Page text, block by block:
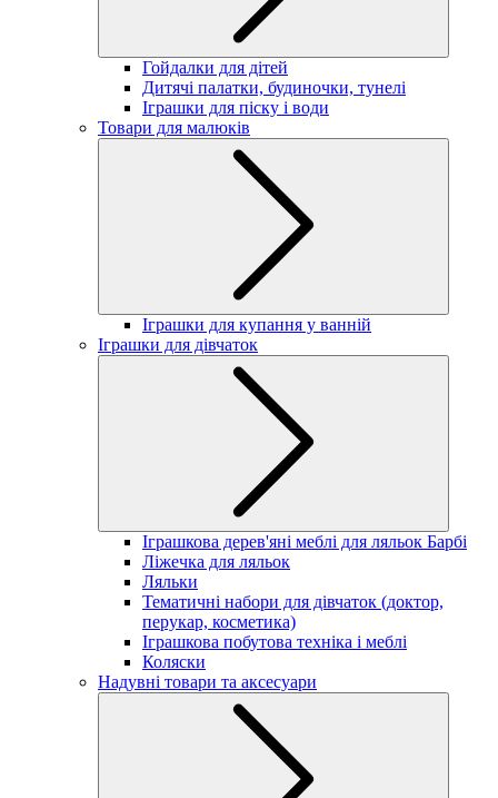
Гойдалки для дітей
Дитячі палатки, будиночки, тунелі
Іграшки для піску і води
Товари для малюків
Іграшки для купання у ванній
Іграшки для дівчаток
Іграшкова дерев'яні меблі для ляльок Барбі
Ліжечка для ляльок
Ляльки
Тематичні набори для дівчаток (доктор,
перукар, косметика)
Іграшкова побутова техніка і меблі
Коляски
Надувні товари та аксесуари